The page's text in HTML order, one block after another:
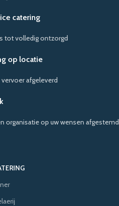
catering
tot volledig ontzorgd
op locatie
afgeleverd
organisatie op uw wensen afgestemd